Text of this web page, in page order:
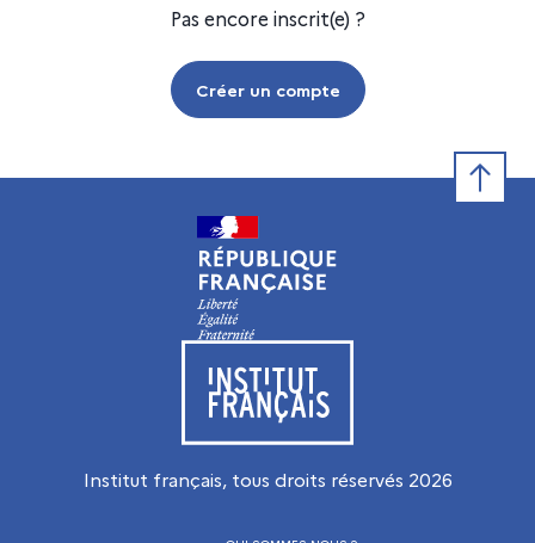
Pas encore inscrit(e) ?
Créer un compte
Visiter le site de l’Institut français
Institut français, tous droits réservés 2026